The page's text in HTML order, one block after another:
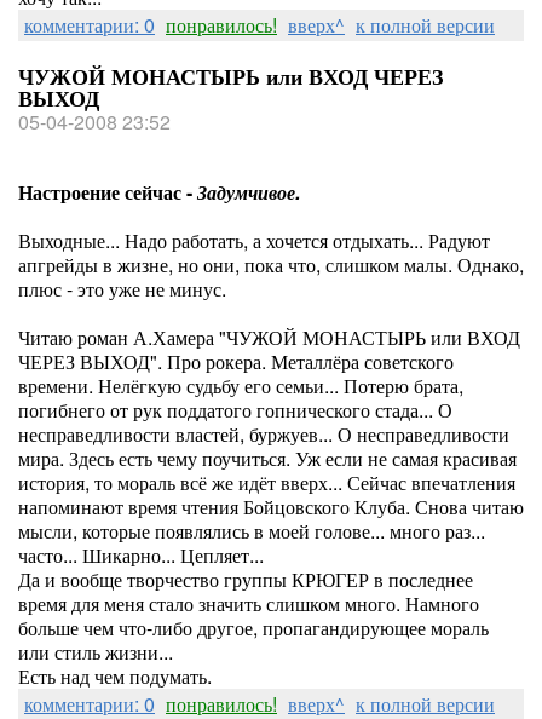
комментарии: 0 понравилось! вверх^ к полной версии
ЧУЖОЙ МОНАСТЫРЬ или ВХОД ЧЕРЕЗ
ВЫХОД
05-04-2008 23:52
Настроение сейчас -Задумчивое.
Выходные... Надо работать, а хочется отдыхать... Радуют
апгрейды в жизне, но они, пока что, слишком малы. Однако,
плюс - это уже не минус.
Читаю роман А.Хамера "ЧУЖОЙ МОНАСТЫРЬ или ВХОД
ЧЕРЕЗ ВЫХОД". Про рокера. Металлёра советского
времени. Нелёгкую судьбу его семьи... Потерю брата,
погибнего от рук поддатого гопнического стада... О
несправедливости властей, буржуев... О несправедливости
мира. Здесь есть чему поучиться. Уж если не самая красивая
история, то мораль всё же идёт вверх... Сейчас впечатления
напоминают время чтения Бойцовского Клуба. Снова читаю
мысли, которые появлялись в моей голове... много раз...
часто... Шикарно... Цепляет...
Да и вообще творчество группы КРЮГЕР в последнее
время для меня стало значить слишком много. Намного
больше чем что-либо другое, пропагандирующее мораль
или стиль жизни...
Есть над чем подумать.
комментарии: 0 понравилось! вверх^ к полной версии